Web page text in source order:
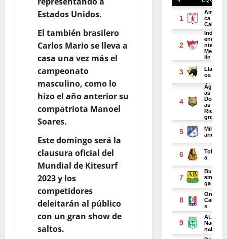
Estados Unidos.
El también brasilero
Carlos Mario se lleva a
casa una vez más el
campeonato
masculino, como lo
hizo el año anterior su
compatriota Manoel
Soares.
Este domingo será la
clausura oficial del
Mundial de Kitesurf
2023 y los
competidores
deleitarán al público
con un gran show de
saltos.